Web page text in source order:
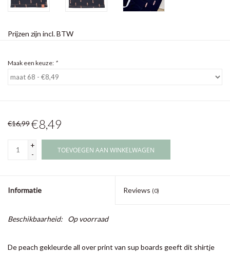
Prijzen zijn incl. BTW
Maak een keuze: *
€16,99€8,49
+
-
TOEVOEGEN AAN WINKELWAGEN
Informatie Reviews (0)
Beschikbaarheid: Op voorraad
De peach gekleurde all over print van sup boards geeft dit shirtje